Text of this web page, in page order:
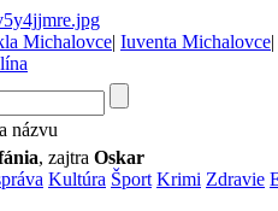
Michalovce| Iuventa Michalovce|
názvu
, zajtra Oskar
Kultúra Šport Krimi Zdravie